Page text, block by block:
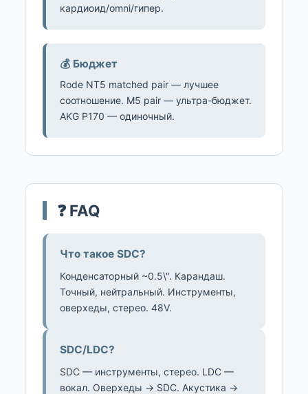
кардиоид/omni/гипер.
💰 Бюджет
Rode NT5 matched pair — лучшее
соотношение. M5 pair — ультра-бюджет.
AKG P170 — одиночный.
❓ FAQ
Что такое SDC?
Конденсаторный ~0.5\". Карандаш.
Точный, нейтральный. Инструменты,
оверхеды, стерео. 48V.
SDC/LDC?
SDC — инструменты, стерео. LDC —
вокал. Оверхеды → SDC. Акустика →